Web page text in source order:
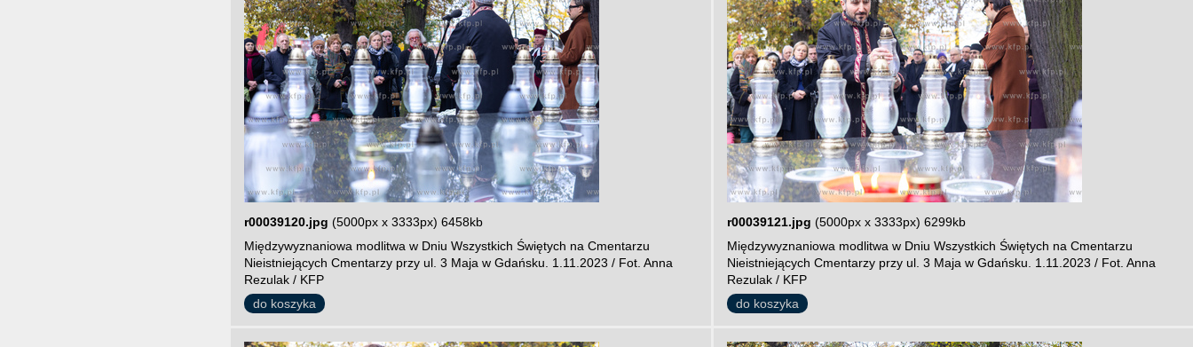
r00039120.jpg (5000px x 3333px) 6458kb
Międzywyznaniowa modlitwa w Dniu Wszystkich Świętych na Cmentarzu
Nieistniejących Cmentarzy przy ul. 3 Maja w Gdańsku. 1.11.2023 / Fot. Anna
Rezulak / KFP
do koszyka
r00039121.jpg (5000px x 3333px) 6299kb
Międzywyznaniowa modlitwa w Dniu Wszystkich Świętych na Cmentarzu
Nieistniejących Cmentarzy przy ul. 3 Maja w Gdańsku. 1.11.2023 / Fot. Anna
Rezulak / KFP
do koszyka